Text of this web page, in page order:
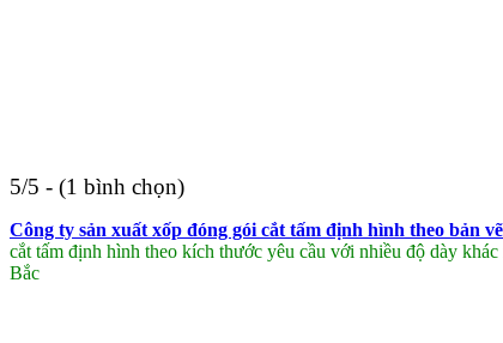
5/5 - (1 bình chọn)
Công ty sản xuất xốp đóng gói cắt tấm định hình theo bản
cắt tấm định hình theo kích thước yêu cầu với nhiều độ dày
Bắc